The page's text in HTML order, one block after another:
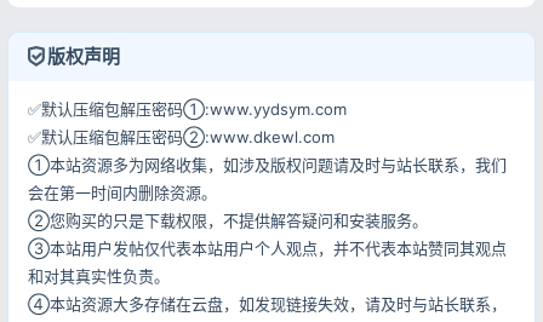
版权声明
✅默认压缩包解压密码①:www.yydsym.com
✅默认压缩包解压密码②:www.dkewl.com
①本站资源多为网络收集，如涉及版权问题请及时与站长联系，我们
会在第一时间内删除资源。
②您购买的只是下载权限，不提供解答疑问和安装服务。
③本站用户发帖仅代表本站用户个人观点，并不代表本站赞同其观点
和对其真实性负责。
④本站资源大多存储在云盘，如发现链接失效，请及时与站长联系，
登录
没有账号？立即注册
记住登录
登录
用户协议 隐私政策